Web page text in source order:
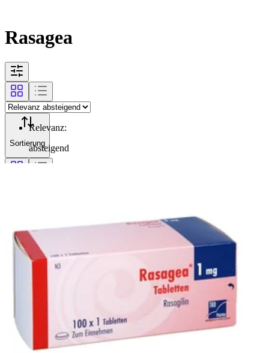
Rasagea
Sortierung
Relevanz:
absteigend